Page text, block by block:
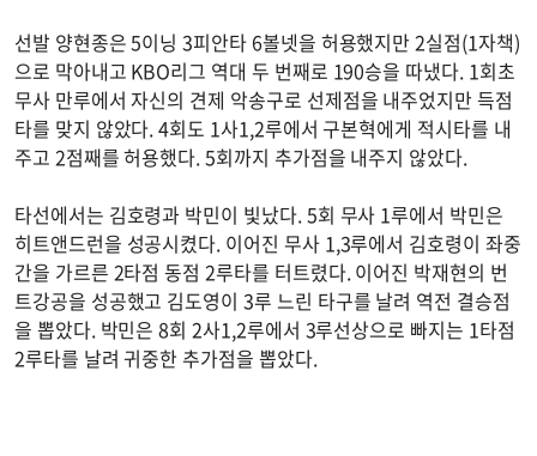
선발 양현종은 5이닝 3피안타 6볼넷을 허용했지만 2실점(1자책)
으로 막아내고 KBO리그 역대 두 번째로 190승을 따냈다. 1회초
무사 만루에서 자신의 견제 악송구로 선제점을 내주었지만 득점
타를 맞지 않았다. 4회도 1사1,2루에서 구본혁에게 적시타를 내
주고 2점째를 허용했다. 5회까지 추가점을 내주지 않았다.
타선에서는 김호령과 박민이 빛났다. 5회 무사 1루에서 박민은
히트앤드런을 성공시켰다. 이어진 무사 1,3루에서 김호령이 좌중
간을 가르른 2타점 동점 2루타를 터트렸다. 이어진 박재현의 번
트강공을 성공했고 김도영이 3루 느린 타구를 날려 역전 결승점
을 뽑았다. 박민은 8회 2사1,2루에서 3루선상으로 빠지는 1타점
2루타를 날려 귀중한 추가점을 뽑았다.